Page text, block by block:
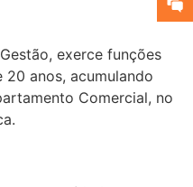
exerce funções
20 anos, acumulando
Comercial, no